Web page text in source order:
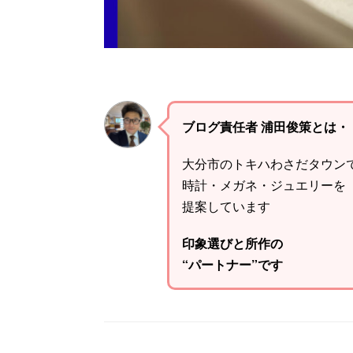
ブログ責任者 浦田俊策とは・
大分市のトキハわさだタウン
時計・メガネ・ジュエリーを
提案しています
印象選びと所作の
“パートナー”です